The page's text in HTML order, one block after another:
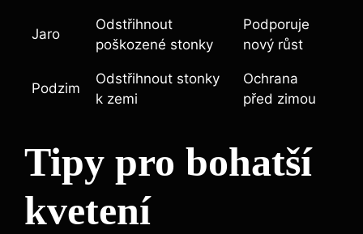
Jaro
Odstřihnout⁢
poškozené stonky
Podporuje
nový růst
Podzim
Odstřihnout stonky
k zemi
Ochrana
před ‍zimou
Tipy pro bohatší
kvetení